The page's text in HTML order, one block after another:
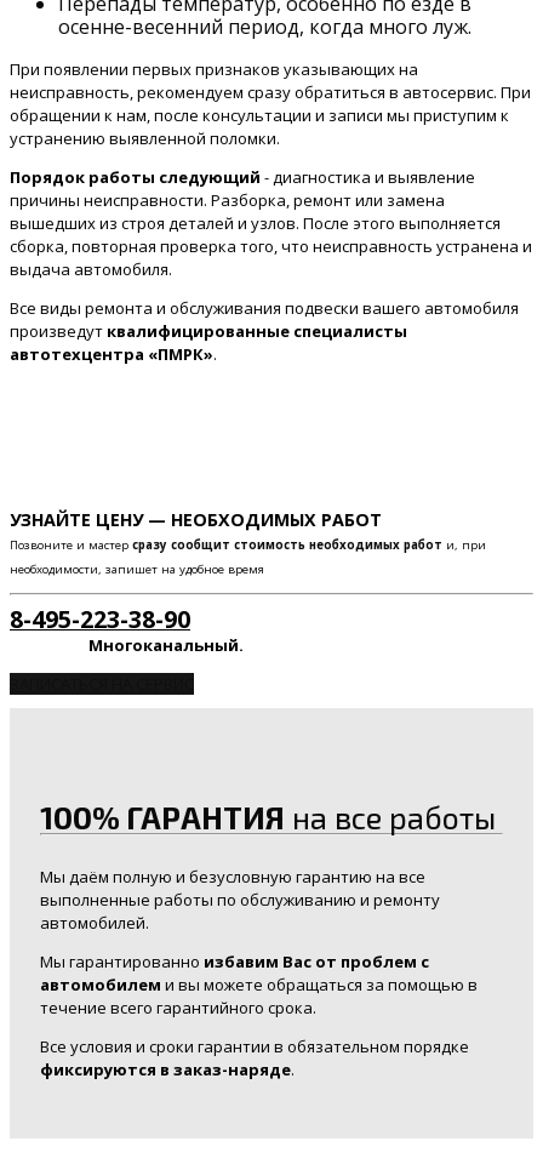
осенне-весенний период, когда много луж.
При появлении первых признаков указывающих на
неисправность, рекомендуем сразу обратиться в автосервис. При
обращении к нам, после консультации и записи мы приступим к
устранению выявленной поломки.
Порядок работы следующий - диагностика и выявление
причины неисправности. Разборка, ремонт или замена
вышедших из строя деталей и узлов. После этого выполняется
сборка, повторная проверка того, что неисправность устранена и
выдача автомобиля.
Все виды ремонта и обслуживания подвески вашего автомобиля
произведут квалифицированные специалисты
автотехцентра «ПМРК».
УЗНАЙТЕ ЦЕНУ — НЕОБХОДИМЫХ РАБОТ
Позвоните и мастер сразу сообщит стоимость необходимых работ и, при
необходимости, запишет на удобное время
8-495-223-38-90
Многоканальный.
100% ГАРАНТИЯ на все работы
Мы даём полную и безусловную гарантию на все
выполненные работы по обслуживанию и ремонту
автомобилей.
Мы гарантированно избавим Вас от проблем с
автомобилем и вы можете обращаться за помощью в
течение всего гарантийного срока.
Все условия и сроки гарантии в обязательном порядке
фиксируются в заказ-наряде.